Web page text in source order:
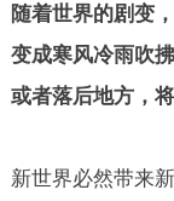
随着世界的剧变
变成寒风冷雨吹
或者落后地方，
新世界必然带来